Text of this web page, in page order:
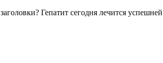
Гепатит сегодня лечится